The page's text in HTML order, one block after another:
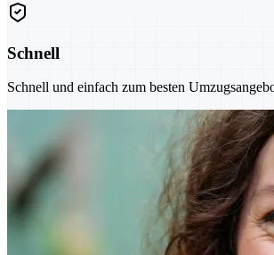
Schnell
Schnell und einfach zum besten